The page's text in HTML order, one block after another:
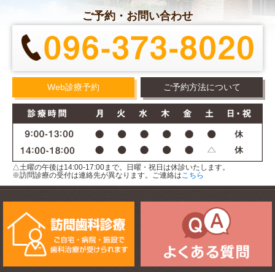
ご予約・お問い合わせ
Web診療予約 ご予約方法について
△土曜の午後は14:00-17:00まで。日曜・祝日は休診いたします。
※訪問診療の受付は連絡先が異なります。ご連絡はこちら